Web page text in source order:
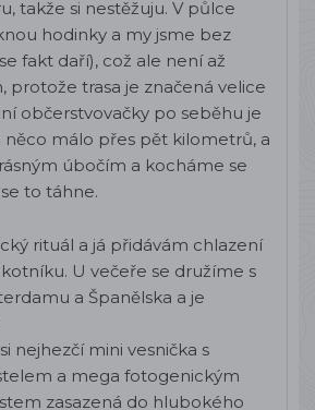
takže si nestěžuju. V půlce
hodinky a my jsme bez
fakt daří), což ale není až
protože trasa je značená velice
občerstvovačky po seběhu je
málo přes pět kilometrů, a
úbočím a kocháme se
to táhne.
rituál a já přidávám chlazení
U večeře se družíme s
a Španělska a je
nejhezčí mini vesnička s
a mega fotogenickým
zasazená do hlubokého